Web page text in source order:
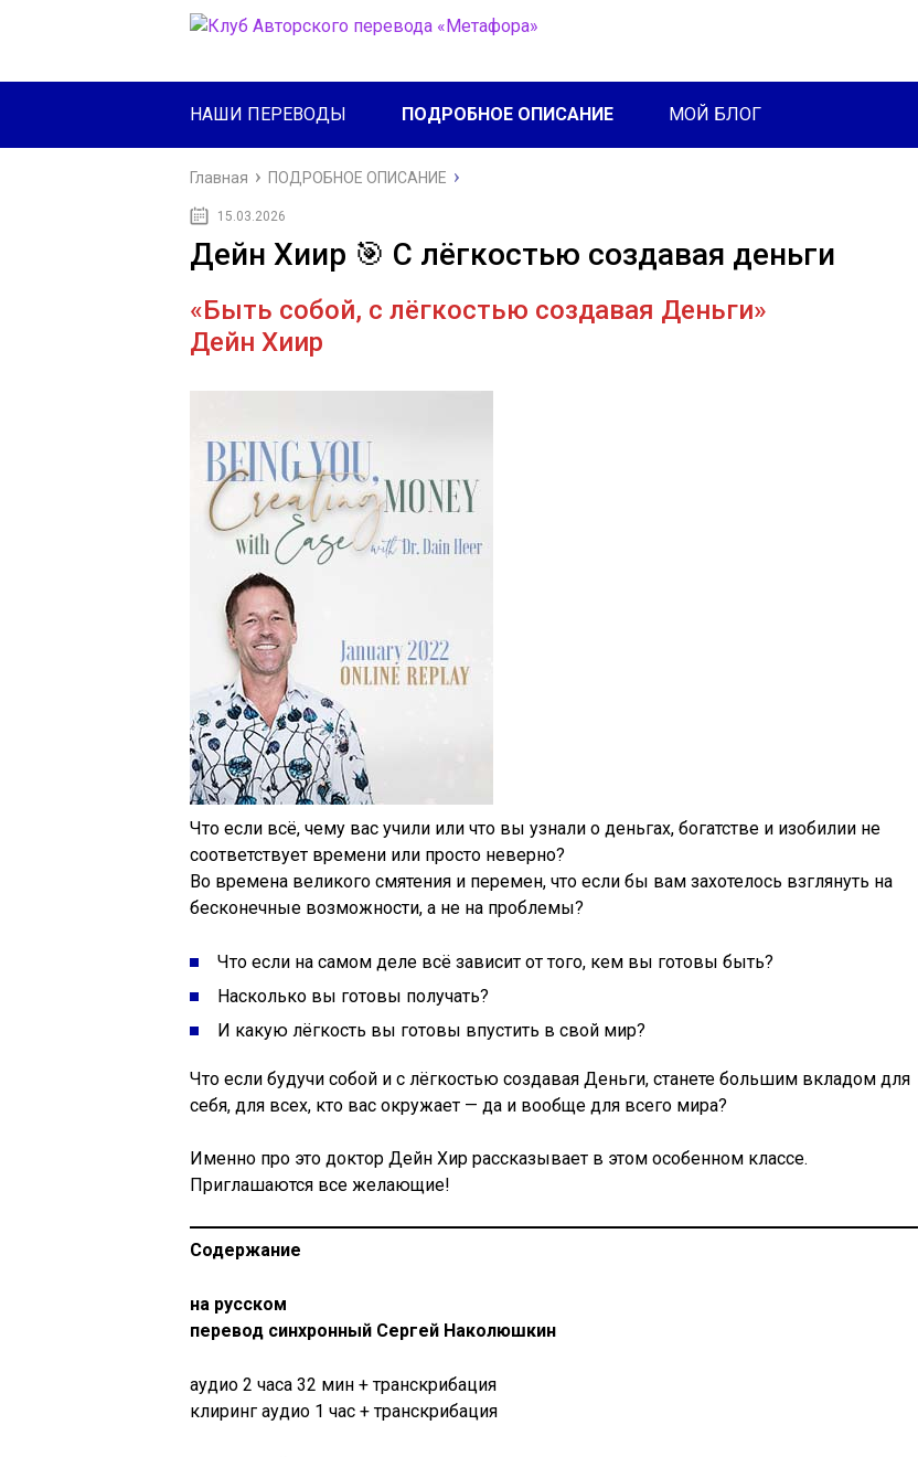
НАШИ ПЕРЕВОДЫ ПОДРОБНОЕ ОПИСАНИЕ МОЙ БЛОГ
Главная ПОДРОБНОЕ ОПИСАНИЕ
15.03.2026
Дейн Хиир 🎯 С лёгкостью создавая деньги
«Быть собой, с лёгкостью создавая Деньги»
Дейн Хиир
Что если всё, чему вас учили или что вы узнали о деньгах, богатстве и изобилии не
соответствует времени или просто неверно?
Во времена великого смятения и перемен, что если бы вам захотелось взглянуть на
бесконечные возможности, а не на проблемы?
Что если на самом деле всё зависит от того, кем вы готовы быть?
Насколько вы готовы получать?
И какую лёгкость вы готовы впустить в свой мир?
Что если будучи собой и с лёгкостью создавая Деньги, станете большим вкладом для
себя, для всех, кто вас окружает — да и вообще для всего мира?
Именно про это доктор Дейн Хир рассказывает в этом особенном классе.
Приглашаются все желающие!
Содержание
на русском
перевод синхронный Сергей Наколюшкин
аудио 2 часа 32 мин + транскрибация
клиринг аудио 1 час + транскрибация